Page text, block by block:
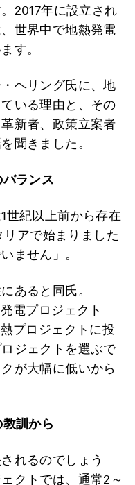
2017年に設立され
世界中で地熱発電
す。
ヘリング氏に、地
いる理由と、その
新者、政策立案者
聞きました。
ランス
世紀以上前から存在
リアで始まりました
ません」。
あると同氏。
電プロジェクト
プロジェクトに投
ジェクトを選ぶで
が大幅に低いから
訓から
れるのでしょう
クトでは、通常2～